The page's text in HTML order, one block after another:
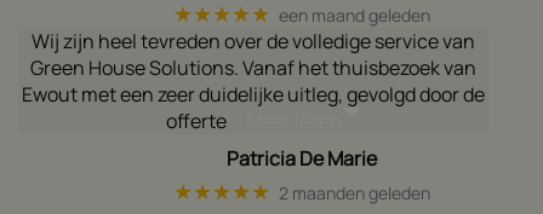
★★★★★ een maand geleden
Wij zijn heel tevreden over de volledige service van
Green House Solutions. Vanaf het thuisbezoek van
Ewout met een zeer duidelijke uitleg, gevolgd door de
offerte
Patricia De Marie
★★★★★ 2 maanden geleden